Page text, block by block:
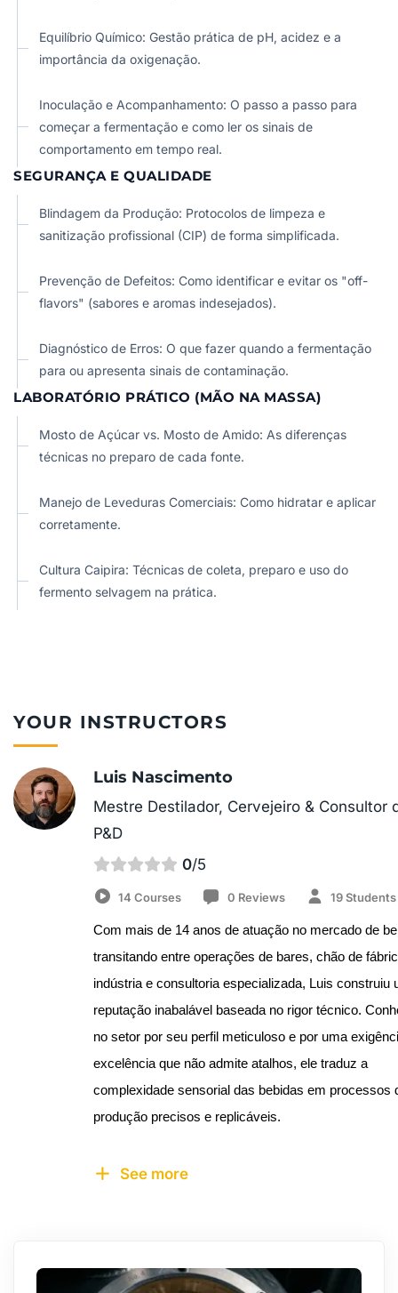
Equilíbrio Químico: Gestão prática de pH, acidez e a
importância da oxigenação.
Inoculação e Acompanhamento: O passo a passo para
começar a fermentação e como ler os sinais de
comportamento em tempo real.
SEGURANÇA E QUALIDADE
Blindagem da Produção: Protocolos de limpeza e
sanitização profissional (CIP) de forma simplificada.
Prevenção de Defeitos: Como identificar e evitar os "off-
flavors" (sabores e aromas indesejados).
Diagnóstico de Erros: O que fazer quando a fermentação
para ou apresenta sinais de contaminação.
LABORATÓRIO PRÁTICO (MÃO NA MASSA)
Mosto de Açúcar vs. Mosto de Amido: As diferenças
técnicas no preparo de cada fonte.
Manejo de Leveduras Comerciais: Como hidratar e aplicar
corretamente.
Cultura Caipira: Técnicas de coleta, preparo e uso do
fermento selvagem na prática.
YOUR INSTRUCTORS
Luis Nascimento
Mestre Destilador, Cervejeiro & Consultor
P&D
0/5
14 Courses 0 Reviews 19 Students
Com mais de 14 anos de atuação no mercado de
transitando entre operações de bares, chão de
indústria e consultoria especializada, Luis construiu
reputação inabalável baseada no rigor técnico.
no setor por seu perfil meticuloso e por uma
excelência que não admite atalhos, ele traduz a
complexidade sensorial das bebidas em processos
produção precisos e replicáveis.
See more